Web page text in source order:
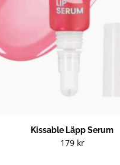
Kissable Läpp Serum
179 kr